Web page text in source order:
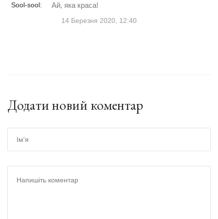
Sool-sool: Ай, яка краса!
14 Березня 2020, 12:40
Додати новий коментар